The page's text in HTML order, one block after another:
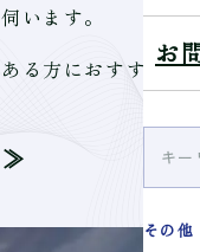
お
その他
います。
る方におすすめ
≫